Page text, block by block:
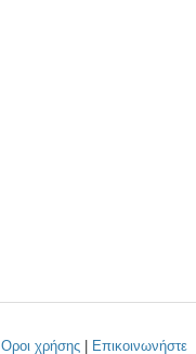
Οροι χρήσης Επικοινωνήστε